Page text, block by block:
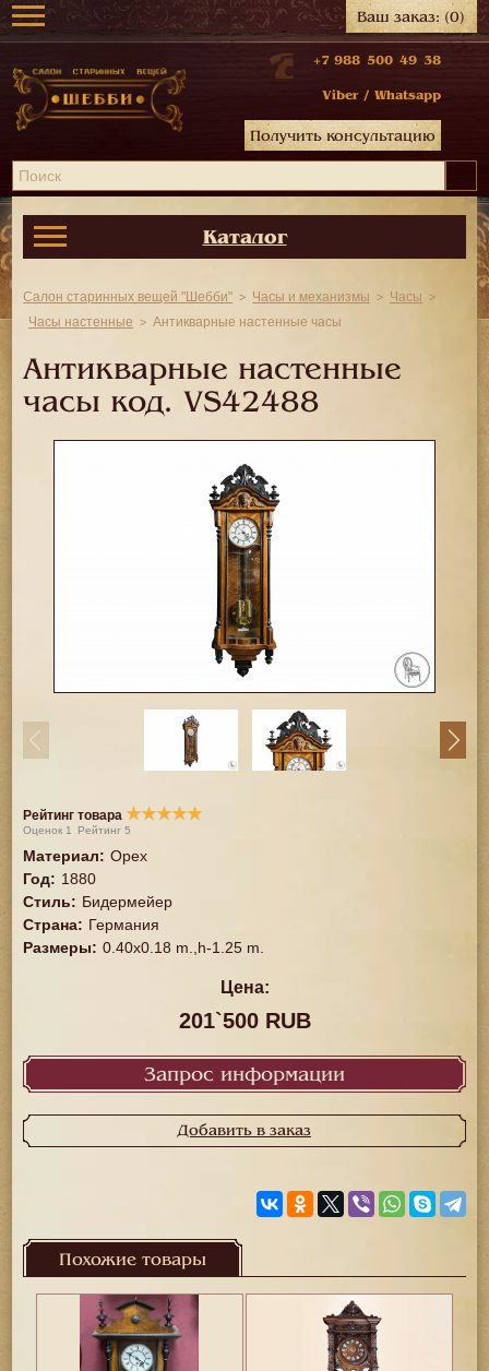
Ваш заказ:(0)
+7 988 500 49 38
Viber / Whatsapp
Получить консультацию
Каталог
Салон старинных вещей "Шебби" Часы и механизмы
Часы
Часы настенные
Антикварные настенные часы
Антикварные настенные
часы код.VS42488
Рейтинг товара ★★★★★
Оценок 1 Рейтинг5
Материал: Орех
Год: 1880
Стиль: Бидермейер
Страна: Германия
Размеры: 0.40x0.18 m.,h-1.25 m.
Цена:
201`500 RUB
Запрос информации
Добавить в заказ
Похожие товары